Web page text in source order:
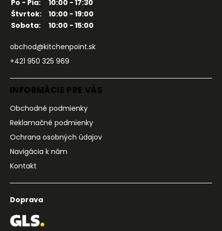
Po - Pia:
10:00 - 17:30
Štvrtok:
10:00 - 19:00
Sobota:
10:00 - 15:00
obchod@kitchenpoint.sk
+421 950 325 969
INFORMÁCIE PRE VÁS
Obchodné podmienky
Reklamačné podmienky
Ochrana osobných údajov
Navigácia k nám
Kontakt
Doprava